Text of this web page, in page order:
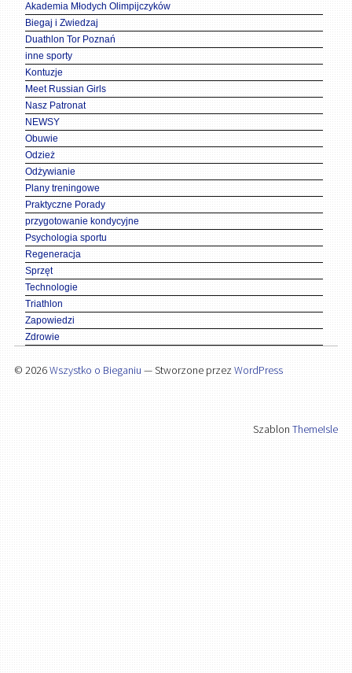
Akademia Młodych Olimpijczyków
Biegaj i Zwiedzaj
Duathlon Tor Poznań
inne sporty
Kontuzje
Meet Russian Girls
Nasz Patronat
NEWSY
Obuwie
Odzież
Odżywianie
Plany treningowe
Praktyczne Porady
przygotowanie kondycyjne
Psychologia sportu
Regeneracja
Sprzęt
Technologie
Triathlon
Zapowiedzi
Zdrowie
© 2026Wszystko o Bieganiu — Stworzone przez WordPress
SzablonThemeIsle